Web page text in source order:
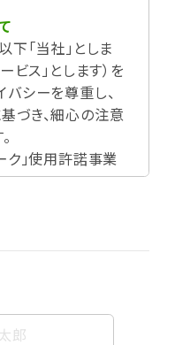
下「当社」としま
ビス」とします）を
シーを尊重し、
づき、細心の注意
」使用許諾事業